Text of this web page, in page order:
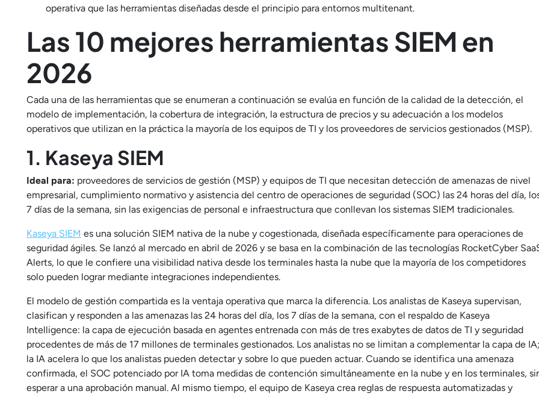
operativa que las herramientas diseñadas desde el principio para entornos multitenant.
Las 10 mejores herramientas SIEM en
2026
Cada una de las herramientas que se enumeran a continuación se evalúa en función de la calidad de la detección, el
modelo de implementación, la cobertura de integración, la estructura de precios y su adecuación a los modelos
operativos que utilizan en la práctica la mayoría de los equipos de TI y los proveedores de servicios gestionados (MSP).
1. Kaseya SIEM
Ideal para: proveedores de servicios de gestión (MSP) y equipos de TI que necesitan detección de amenazas de nivel
empresarial, cumplimiento normativo y asistencia del centro de operaciones de seguridad (SOC) las 24 horas del día,
7 días de la semana, sin las exigencias de personal e infraestructura que conllevan los sistemas SIEM tradicionales.
Kaseya SIEM es una solución SIEM nativa de la nube y cogestionada, diseñada específicamente para operaciones de
seguridad ágiles. Se lanzó al mercado en abril de 2026 y se basa en la combinación de las tecnologías RocketCyber
Alerts, lo que le confiere una visibilidad nativa desde los terminales hasta la nube que la mayoría de los competidores
solo pueden lograr mediante integraciones independientes.
El modelo de gestión compartida es la ventaja operativa que marca la diferencia. Los analistas de Kaseya supervisan,
clasifican y responden a las amenazas las 24 horas del día, los 7 días de la semana, con el respaldo de Kaseya
Intelligence: la capa de ejecución basada en agentes entrenada con más de tres exabytes de datos de TI y seguridad
procedentes de más de 17 millones de terminales gestionados. Los analistas no se limitan a complementar la capa de IA;
la IA acelera lo que los analistas pueden detectar y sobre lo que pueden actuar. Cuando se identifica una amenaza
confirmada, el SOC potenciado por IA toma medidas de contención simultáneamente en la nube y en los terminales,
esperar a una aprobación manual. Al mismo tiempo, el equipo de Kaseya crea reglas de respuesta automatizadas y